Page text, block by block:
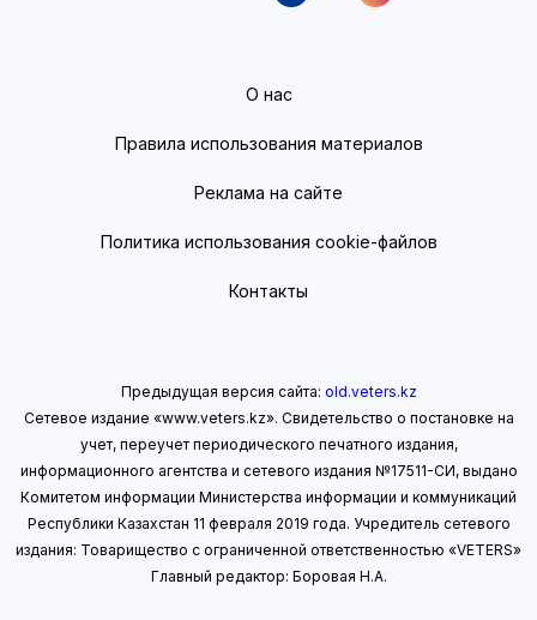
О нас
Правила использования материалов
Реклама на сайте
Политика использования cookie-файлов
Контакты
Предыдущая версия сайта: old.veters.kz
Сетевое издание «www.veters.kz». Свидетельство о постановке на
учет, переучет периодического печатного издания,
информационного агентства и сетевого издания №17511-СИ, выдано
Комитетом информации Министерства информации и коммуникаций
Республики Казахстан 11 февраля 2019 года. Учредитель сетевого
издания: Товарищество с ограниченной ответственностью «VETERS»
Главный редактор: Боровая Н.А.